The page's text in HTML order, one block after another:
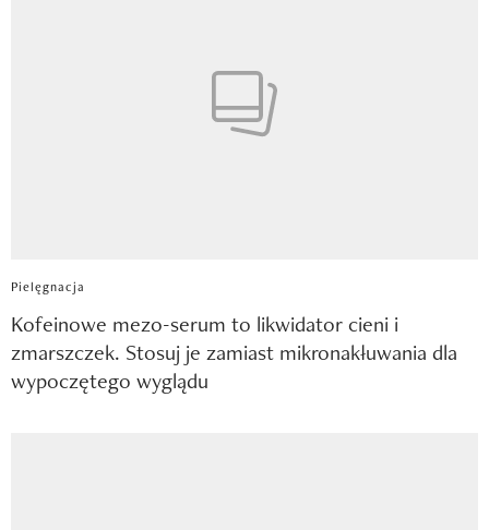
Pielęgnacja
Kofeinowe mezo-serum to likwidator cieni i
zmarszczek. Stosuj je zamiast mikronakłuwania dla
wypoczętego wyglądu